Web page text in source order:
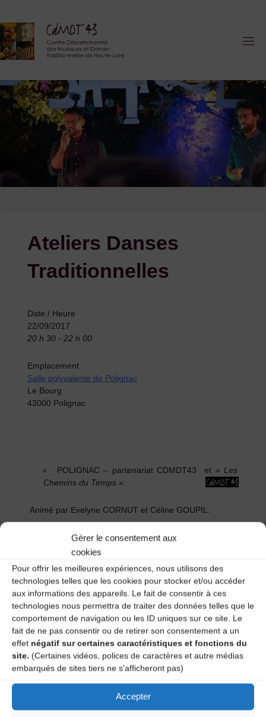
Gérer le consentement aux
cookies
Pour offrir les meilleures expériences, nous utilisons des
technologies telles que les cookies pour stocker et/ou accéder
aux informations des appareils. Le fait de consentir à ces
technologies nous permettra de traiter des données telles que le
comportement de navigation ou les ID uniques sur ce site. Le
fait de ne pas consentir ou de retirer son consentement a un
effet négatif sur certaines caractéristiques et fonctions du
site. (Certaines vidéos, polices de caractères et autre médias
embarqués de sites tiers ne s'afficheront pas)
Accepter
content
Ateliers Danses
Traditionnelles
Date / Heure
22/09/2017
20 h 30 - 22 h 00
Emplacement
Salle polyvalente de Polignac
Le Bourg
43000 Polignac
POLIGNAC – partenariat CDMDT43 et « Les
Chemins du Temps ».
Animé par Evelyne CORNUT et Céline GOUPIL.
Salle polyvalente – 1 vendredi sur 2 de 20H30 à 22H.
Deux ateliers : débutant et moyen-confirmé.
Renseignements : 04 71 09 56 56.
Catégories
Agenda
Ateliers Danses Traditionnelles